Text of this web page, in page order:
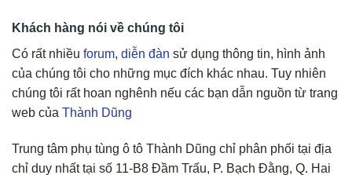
Khách hàng nói về chúng tôi
Có rất nhiều forum, diễn đàn sử dụng thông tin, hình ảnh
của chúng tôi cho những mục đích khác nhau. Tuy nhiên
chúng tôi rất hoan nghênh nếu các bạn dẫn nguồn từ trang
web của Thành Dũng
Trung tâm phụ tùng ô tô Thành Dũng chỉ phân phối tại địa
chỉ duy nhất tại số 11-B8 Đầm Trấu, P. Bạch Đằng, Q. Hai